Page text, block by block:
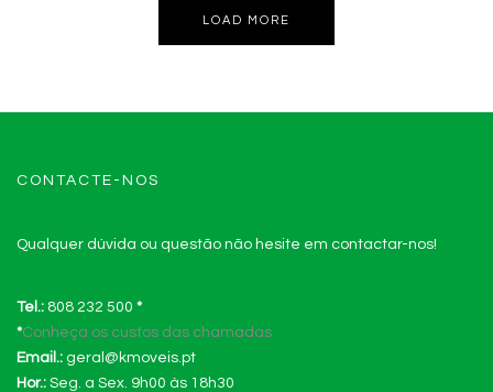
LOAD MORE
CONTACTE-NOS
Qualquer dúvida ou questão não hesite em contactar-nos!
Tel.: 808 232 500 *
*Conheça os custos das chamadas
Email.: geral@kmoveis.pt
Hor.: Seg. a Sex. 9h00 às 18h30